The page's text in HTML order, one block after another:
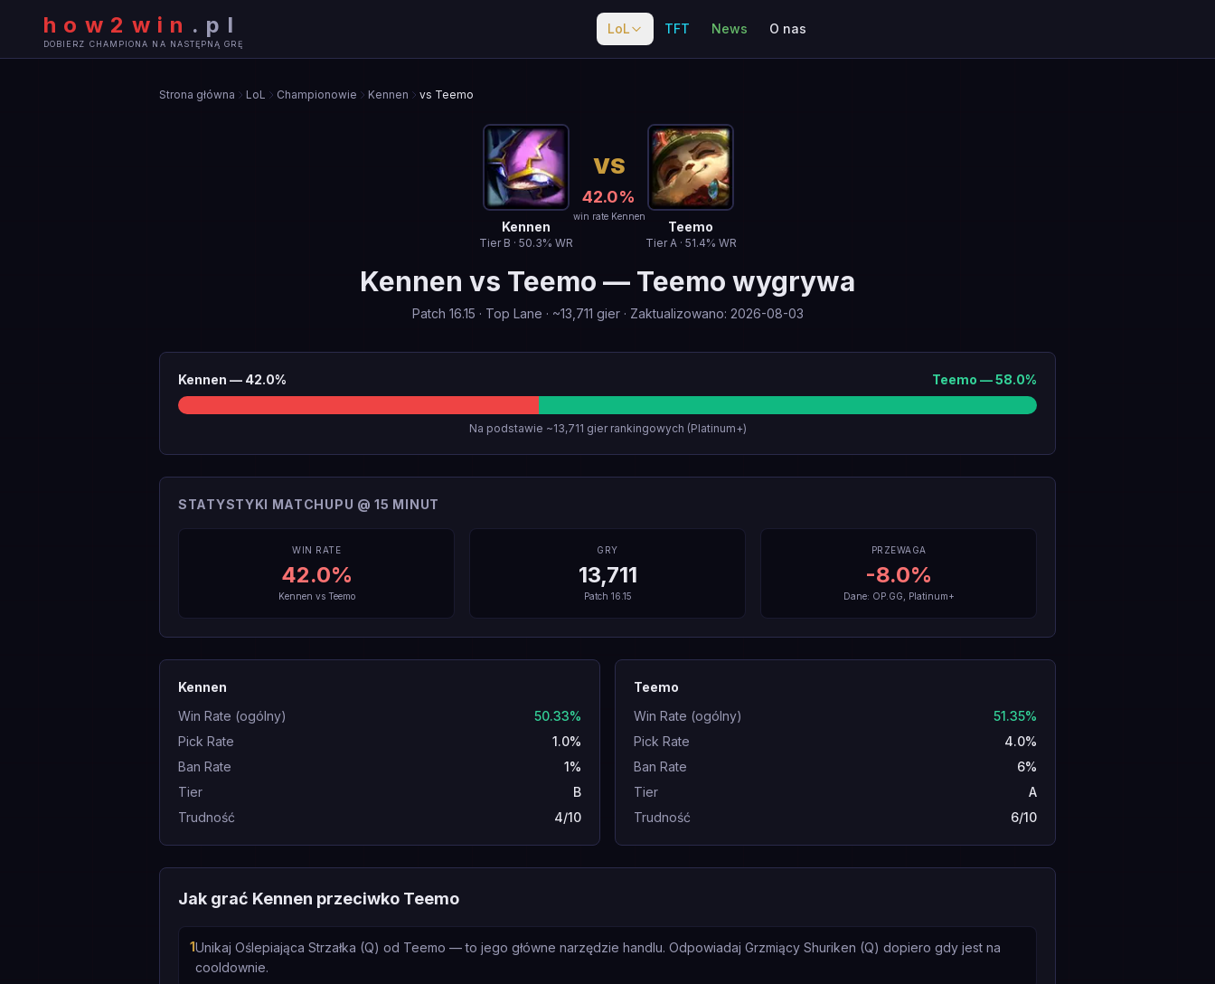
how2win . pl
DOBIERZ CHAMPIONA NA NASTĘPNĄ GRĘ
LoL TFT News O nas
Strona główna LoL Championowie Kennen vs Teemo
Kennen
Tier B · 50.3% WR
VS
42.0%
win rate Kennen
Teemo
TierA· 51.4% WR
Kennen vs Teemo — Teemo wygrywa
Patch 16.15 · Top Lane · ~13,711 gier· Zaktualizowano: 2026-08-03
Kennen — 42.0% Teemo —58.0%
Na podstawie ~13,711 gier rankingowych (Platinum+)
STATYSTYKI MATCHUPU @ 15 MINUT
WIN RATE
42.0%
Kennen vs Teemo
GRY
13,711
Patch 16.15
PRZEWAGA
-8.0%
Dane: OP.GG, Platinum+
Kennen
Win Rate (ogólny)
50.33%
Pick Rate
1.0%
Ban Rate
1%
Tier
B
Trudność
4/10
Teemo
Win Rate (ogólny)
51.35%
Pick Rate
4.0%
Ban Rate
6%
Tier
A
Trudność
6/10
Jak grać Kennen przeciwko Teemo
1Unikaj Oślepiająca Strzałka (Q) od Teemo — to jego główne narzędzie handlu. Odpowiadaj Grzmiący Shuriken (Q) dopiero gdy jest na
cooldownie.